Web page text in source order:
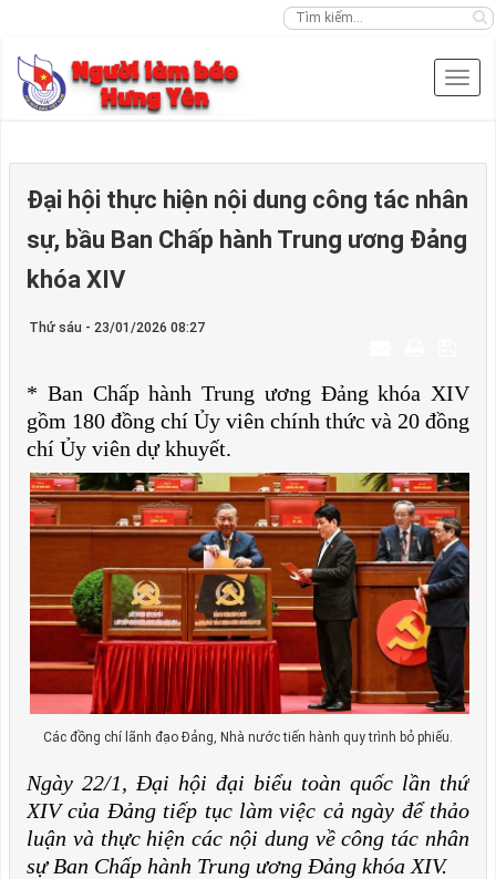
Đại hội thực hiện nội dung công tác nhân
sự, bầu Ban Chấp hành Trung ương Đảng
khóa XIV
Thứ sáu - 23/01/2026 08:27
* Ban Chấp hành Trung ương Đảng khóa XIV
gồm 180 đồng chí Ủy viên chính thức và 20 đồng
chí Ủy viên dự khuyết.
Các đồng chí lãnh đạo Đảng, Nhà nước tiến hành quy trình bỏ phiếu.
Ngày 22/1, Đại hội đại biểu toàn quốc lần thứ
XIV của Đảng tiếp tục làm việc cả ngày để thảo
luận và thực hiện các nội dung về công tác nhân
sự Ban Chấp hành Trung ương Đảng khóa XIV.